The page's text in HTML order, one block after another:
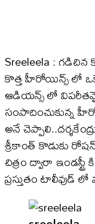
Sreeleela :
కొత్త హీరోయిన్స్ లో
ఆడియన్స్ లో
సంపాదించుకున్న
అనే
శ్రీకాంత్ కొడుకు
చిత్రం ద్వారా
ప్రస్తుతం